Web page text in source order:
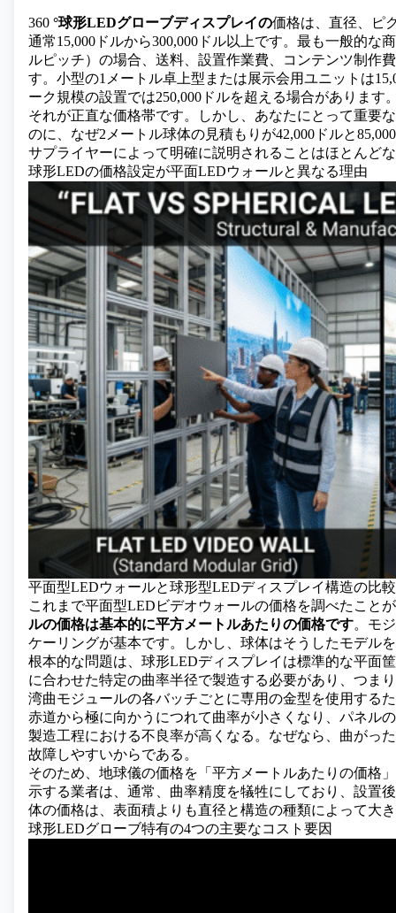
360 °球形LEDグローブディスプレイの価格は、直径、ピ
通常15,000ドルから300,000ドル以上です。最も一般的な
ルピッチ）の場合、送料、設置作業費、コンテンツ制作
す。小型の1メートル卓上型または展示会用ユニットは
ーク規模の設置では250,000ドルを超える場合があります
それが正直な価格帯です。しかし、あなたにとって重要
のに、なぜ2メートル球体の見積もりが42,000ドルと
サプライヤーによって明確に説明されることはほとんど
球形LEDの価格設定が平面LEDウォールと異なる理由
平面型LEDウォールと球形型LEDディスプレイ構造の比較
これまで平面型LEDビデオウォールの価格を調べたこと
ルの価格は基本的に平方メートルあたりの価格です。モ
ケーリングが基本です。しかし、球体はそうしたモデル
根本的な問題は、球形LEDディスプレイは標準的な平面
に合わせた特定の曲率半径で製造する必要があり、つま
湾曲モジュールの各バッチごとに専用の金型を使用する
赤道から極に向かうにつれて曲率が小さくなり、パネル
製造工程における不良率が高くなる。なぜなら、曲がっ
故障しやすいからである。
そのため、地球儀の価格を「平方メートルあたりの価格
示する業者は、通常、曲率精度を犠牲にしており、設置
体の価格は、表面積よりも直径と構造の種類によって大
球形LEDグローブ特有の4つの主要なコスト要因